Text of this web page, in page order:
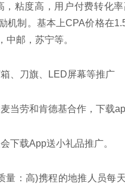
，粘度高，用户付费转化
机制。基本上CPA价格在
中邮，苏宁等。
、刀旗、LED屏幕等推广
当劳和肯德基合作，下载
下载App送小礼品推广。
量：高)携程的地推人员每